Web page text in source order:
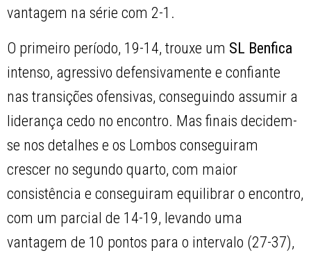
vantagem na série com 2-1.
O primeiro período, 19-14, trouxe um SL Benfica
intenso, agressivo defensivamente e confiante
nas transições ofensivas, conseguindo assumir a
liderança cedo no encontro. Mas finais decidem-
se nos detalhes e os Lombos conseguiram
crescer no segundo quarto, com maior
consistência e conseguiram equilibrar o encontro,
com um parcial de 14-19, levando uma
vantagem de 10 pontos para o intervalo (27-37),